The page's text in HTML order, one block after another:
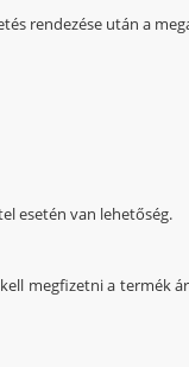
rendezése után a
esetén van lehetőség.
megfizetni a termék